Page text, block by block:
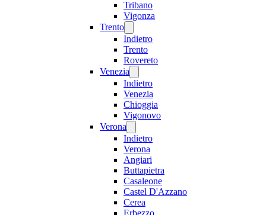
Tribano
Vigonza
Trento
Indietro
Trento
Rovereto
Venezia
Indietro
Venezia
Chioggia
Vigonovo
Verona
Indietro
Verona
Angiari
Buttapietra
Casaleone
Castel D'Azzano
Cerea
Erbezzo